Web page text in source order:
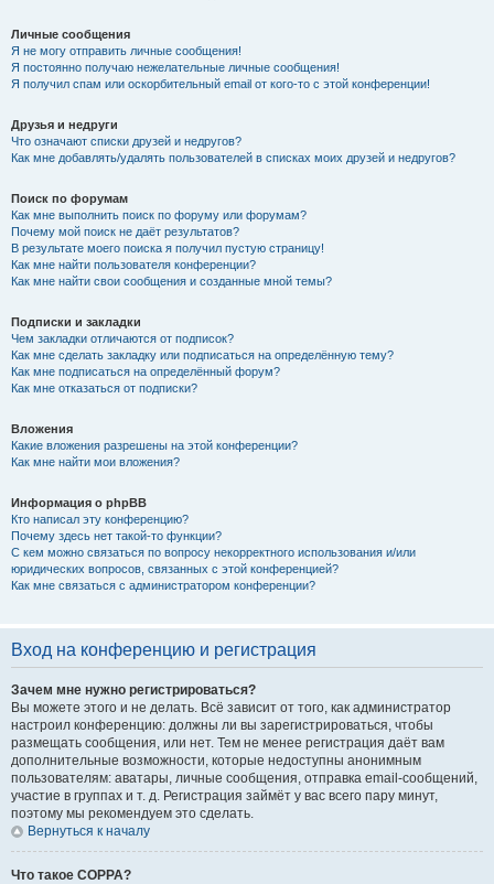
Личные сообщения
Я не могу отправить личные сообщения!
Я постоянно получаю нежелательные личные сообщения!
Я получил спам или оскорбительный email от кого-то с этой конференции!
Друзья и недруги
Что означают списки друзей и недругов?
Как мне добавлять/удалять пользователей в списках моих друзей и недругов?
Поиск по форумам
Как мне выполнить поиск по форуму или форумам?
Почему мой поиск не даёт результатов?
В результате моего поиска я получил пустую страницу!
Как мне найти пользователя конференции?
Как мне найти свои сообщения и созданные мной темы?
Подписки и закладки
Чем закладки отличаются от подписок?
Как мне сделать закладку или подписаться на определённую тему?
Как мне подписаться на определённый форум?
Как мне отказаться от подписки?
Вложения
Какие вложения разрешены на этой конференции?
Как мне найти мои вложения?
Информация о phpBB
Кто написал эту конференцию?
Почему здесь нет такой-то функции?
С кем можно связаться по вопросу некорректного использования и/или
юридических вопросов, связанных с этой конференцией?
Как мне связаться с администратором конференции?
Вход на конференцию и регистрация
Зачем мне нужно регистрироваться?
Вы можете этого и не делать. Всё зависит от того, как администратор
настроил конференцию: должны ли вы зарегистрироваться, чтобы
размещать сообщения, или нет. Тем не менее регистрация даёт вам
дополнительные возможности, которые недоступны анонимным
пользователям: аватары, личные сообщения, отправка email-сообщений,
участие в группах и т. д. Регистрация займёт у вас всего пару минут,
поэтому мы рекомендуем это сделать.
Вернуться к началу
Что такое COPPA?